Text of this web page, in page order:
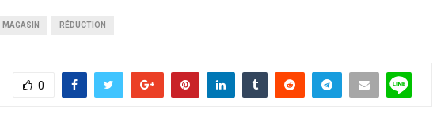
MAGASIN RÉDUCTION
0